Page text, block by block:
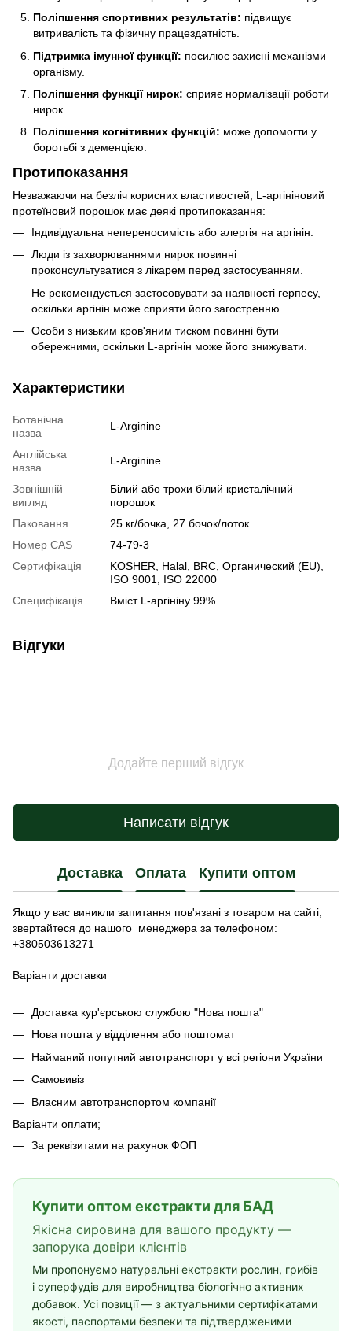
Поліпшення спортивних результатів: підвищує
витривалість та фізичну працездатність.
Підтримка імунної функції: посилює захисні механізми
організму.
Поліпшення функції нирок: сприяє нормалізації роботи
нирок.
Поліпшення когнітивних функцій: може допомогти у
боротьбі з деменцією.
Протипоказання
Незважаючи на безліч корисних властивостей, L-аргініновий
протеїновий порошок має деякі протипоказання:
Індивідуальна непереносимість або алергія на аргінін.
Люди із захворюваннями нирок повинні
проконсультуватися з лікарем перед застосуванням.
Не рекомендується застосовувати за наявності герпесу,
оскільки аргінін може сприяти його загостренню.
Особи з низьким кров'яним тиском повинні бути
обережними, оскільки L-аргінін може його знижувати.
Характеристики
Ботанічна
назва
L-Arginine
Англійська
назва
L-Arginine
Зовнішній
вигляд
Білий або трохи білий кристалічний
порошок
Паковання
25 кг/бочка, 27 бочок/лоток
Номер CAS
74-79-3
Сертифікація
KOSHER, Halal, BRC, Органический (EU),
ISO 9001, ISO 22000
Специфікація
Вміст L-аргініну 99%
Відгуки
Додайте перший відгук
Написати відгук
Доставка Оплата Купити оптом
Якщо у вас виникли запитання пов'язані з товаром на сайті,
звертайтеся до нашого менеджера за телефоном:
+380503613271
Варіанти доставки
Доставка кур'єрською службою "Нова пошта"
Нова пошта у відділення або поштомат
Найманий попутний автотранспорт у всі регіони України
Самовивіз
Власним автотранспортом компанії
Варіанти оплати;
За реквізитами на рахунок ФОП
Купити оптом екстракти для БАД
Якісна сировина для вашого продукту —
запорука довіри клієнтів
Ми пропонуємо натуральні екстракти рослин, грибів
і суперфудів для виробництва біологічно активних
добавок. Усі позиції — з актуальними сертифікатами
якості, паспортами безпеки та підтвердженими